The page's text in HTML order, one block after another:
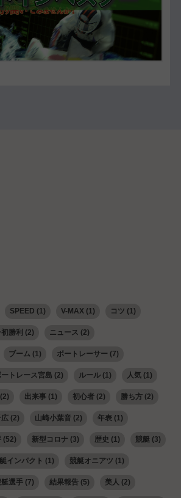
SPEED (1) V-MAX(1) コツ (1)
勝利 (2) ニュース (2)
ブーム(1) ボートレーサー (7)
ートレース宮島 (2) ルール(1) 人気(1)
出来事(1) 初心者(2) 勝ち方(2)
広(2) 山崎小葉音(2) 年表(1)
(52) 新型コロナ(3) 歴史 (1) 競艇 (3)
インパクト (1) 競艇オニアツ (1)
選手(7) 結果報告(5) 美人 (2)